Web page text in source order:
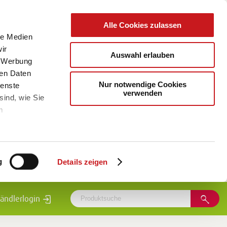
Medien
Daten
wie Sie
Details zeigen
Alle Cookies zulassen
Auswahl erlauben
Nur notwendige Cookies
verwenden